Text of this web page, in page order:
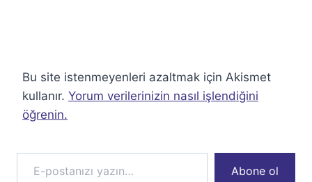
Bu site istenmeyenleri azaltmak için Akismet
kullanır. Yorum verilerinizin nasıl işlendiğini
öğrenin.
E-postanızı yazın…
Abone ol